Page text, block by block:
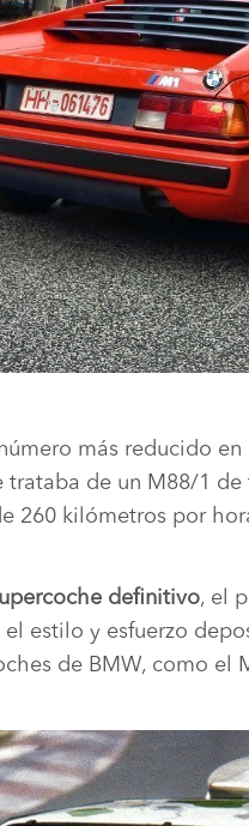
más reducido
de un M88/1
260 kilómetros por
definitivo, el
estilo y esfuerzo
de BMW, como el